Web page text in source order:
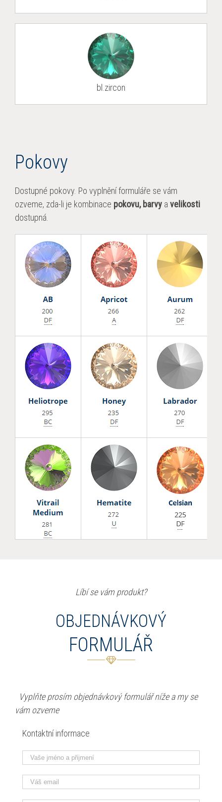
bl.zircon
Pokovy
Dos­tup­né pokovy. Po vyplnění for­muláře se vám
ozveme, zda-li je kom­bi­nace pokovu, barvy a velikosti
dos­tup­ná.
Líbí se vám pro­dukt?
OBJEDNÁVKOVÝ
FORMULÁŘ
Vyplňte prosím objed­návkový for­mulář níže a my se
vám ozveme
Kon­tak­t­ní infor­ma­ce